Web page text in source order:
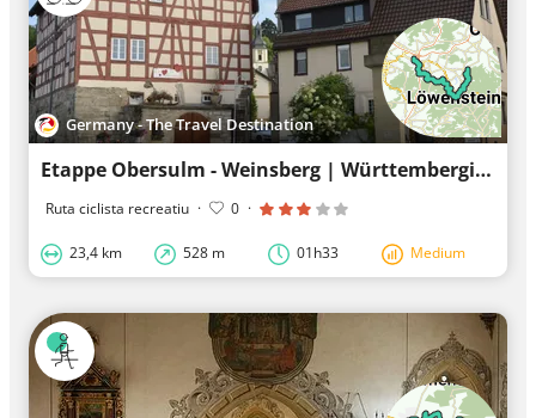
Germany - The Travel Destination
Etappe Obersulm - Weinsberg | Württembergischer Weinwanderweg
Ruta ciclista recreatiu · 0 ·
23,4 km 528 m 01h33 Medium